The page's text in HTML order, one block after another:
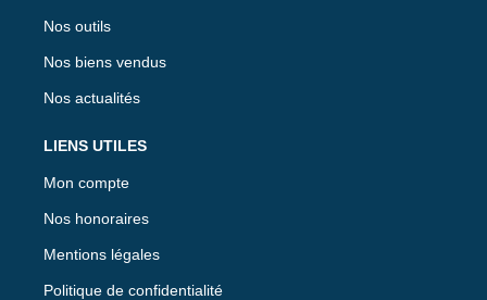
Nos outils
Nos biens vendus
Nos actualités
LIENS UTILES
Mon compte
Nos honoraires
Mentions légales
Politique de confidentialité